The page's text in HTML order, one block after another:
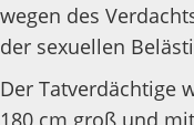
wegen des
der sexuellen
Der Tatverdächtige